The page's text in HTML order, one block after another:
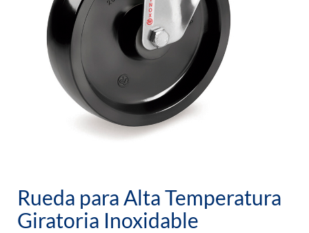
Rueda para Alta Temperatura
Giratoria Inoxidable